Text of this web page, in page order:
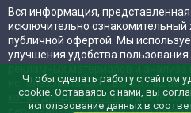
Вся информация,
исключительно ознакомительный
публичной офертой. Мы
улучшения удобства пользования
использовать сайт, вы
конфиденциальностии даёте
Чтобы сделать работу с сайтом
cookie. Оставаясь с нами, вы
использование данных в